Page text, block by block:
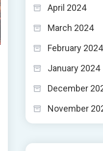
April 2024
March 2024
February 2024
January 2024
December
November